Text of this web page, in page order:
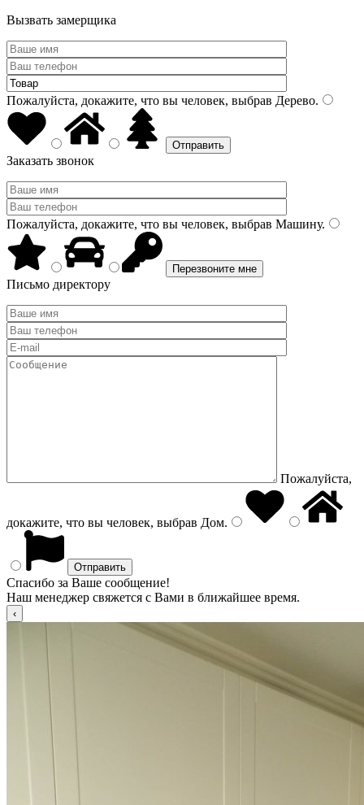
Вызвать замерщика
Пожалуйста, докажите, что вы человек, выбрав Дерево.
Заказать звонок
Пожалуйста, докажите, что вы человек, выбрав Машину.
Письмо директору
Пожалуйста,
докажите, что вы человек, выбрав Дом.
Спасибо за Ваше сообщение!
Наш менеджер свяжется с Вами в ближайшее время.